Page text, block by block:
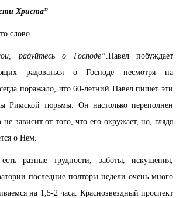
Христа”
слово.
радуйтесь о Господе” .Павел побуждает
радоваться о Господе несмотря на
поражало, что 60-летний Павел пишет эти
Римской тюрьмы. Он настолько переполнен
зависит от того, что его окружает, но, глядя
о Нем.
разные трудности, заботы, искушения,
последние полторы недели очень много
на 1,5-2 часа. Краснозвездный проспект